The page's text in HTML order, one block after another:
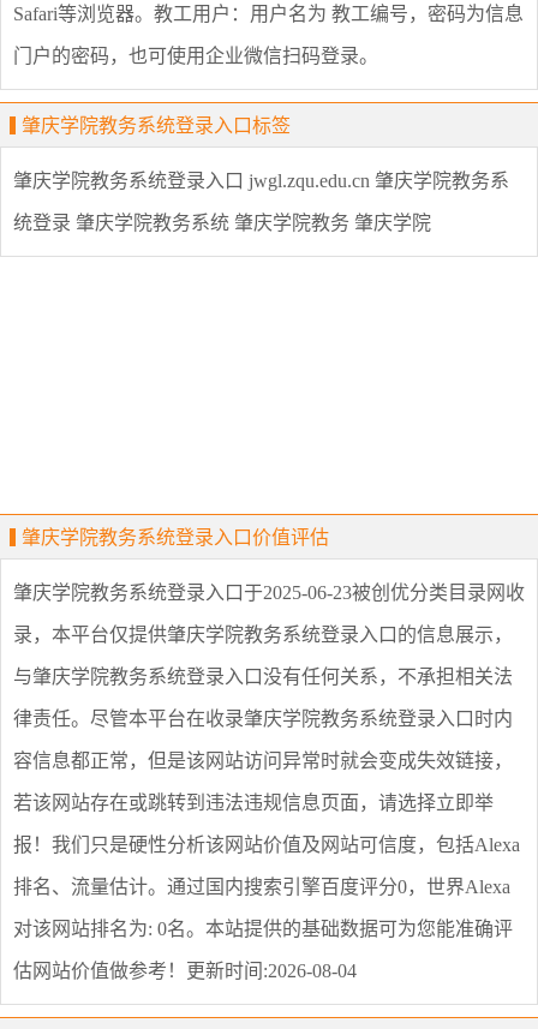
Safari等浏览器。教工用户：用户名为 教工编号，密码为信息
门户的密码，也可使用企业微信扫码登录。
肇庆学院教务系统登录入口标签
肇庆学院教务系统登录入口 jwgl.zqu.edu.cn 肇庆学院教务系
统登录 肇庆学院教务系统 肇庆学院教务 肇庆学院
肇庆学院教务系统登录入口价值评估
肇庆学院教务系统登录入口 于2025-06-23被创优分类目录网收
录，本平台仅提供肇庆学院教务系统登录入口 的信息展示，
与肇庆学院教务系统登录入口没有任何关系，不承担相关法
律责任。尽管本平台在收录肇庆学院教务系统登录入口 时内
容信息都正常，但是该网站访问异常时就会变成失效链接，
若该网站存在或跳转到违法违规信息页面，请选择立即举
报 ！我们只是硬性分析该网站价值及网站可信度，包括Alexa
排名、流量估计。通过国内搜索引擎百度评分0，世界Alexa
对该网站排名为: 0名。本站提供的基础数据可为您能准确评
估网站价值做参考！ 更新时间:2026-08-04